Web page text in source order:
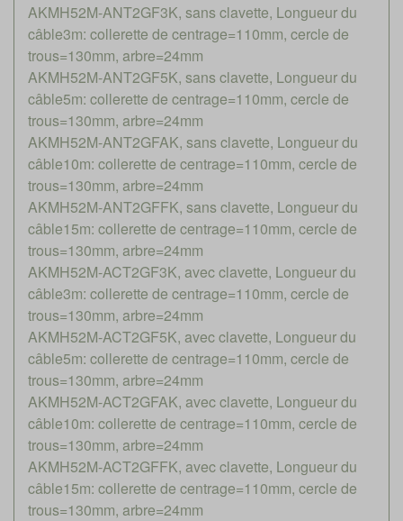
AKMH52M-ANT2GF3K, sans clavette, Longueur du
câble3m: collerette de centrage=110mm, cercle de
trous=130mm, arbre=24mm
AKMH52M-ANT2GF5K, sans clavette, Longueur du
câble5m: collerette de centrage=110mm, cercle de
trous=130mm, arbre=24mm
AKMH52M-ANT2GFAK, sans clavette, Longueur du
câble10m: collerette de centrage=110mm, cercle de
trous=130mm, arbre=24mm
AKMH52M-ANT2GFFK, sans clavette, Longueur du
câble15m: collerette de centrage=110mm, cercle de
trous=130mm, arbre=24mm
AKMH52M-ACT2GF3K, avec clavette, Longueur du
câble3m: collerette de centrage=110mm, cercle de
trous=130mm, arbre=24mm
AKMH52M-ACT2GF5K, avec clavette, Longueur du
câble5m: collerette de centrage=110mm, cercle de
trous=130mm, arbre=24mm
AKMH52M-ACT2GFAK, avec clavette, Longueur du
câble10m: collerette de centrage=110mm, cercle de
trous=130mm, arbre=24mm
AKMH52M-ACT2GFFK, avec clavette, Longueur du
câble15m: collerette de centrage=110mm, cercle de
trous=130mm, arbre=24mm